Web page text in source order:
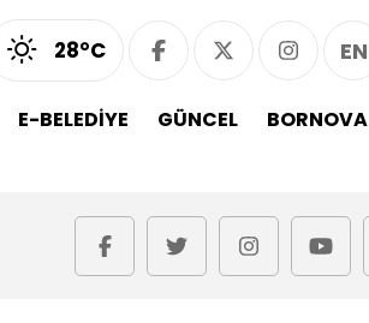
28°C EN
E-BELEDİYE GÜNCEL BORNOVA